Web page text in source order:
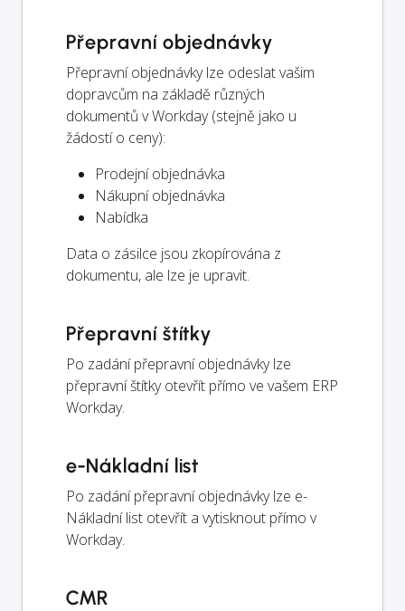
Přepravní objednávky
Přepravní objednávky lze odeslat vašim
dopravcům na základě různých
dokumentů v Workday (stejně jako u
žádostí o ceny):
Prodejní objednávka
Nákupní objednávka
Nabídka
Data o zásilce jsou zkopírována z
dokumentu, ale lze je upravit.
Přepravní štítky
Po zadání přepravní objednávky lze
přepravní štítky otevřít přímo ve vašem ERP
Workday.
e-Nákladní list
Po zadání přepravní objednávky lze e-
Nákladní list otevřít a vytisknout přímo v
Workday.
CMR